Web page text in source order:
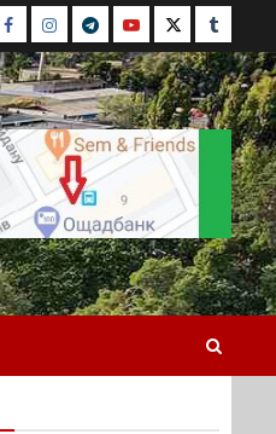
Facebook
Instagram
TelegramYoutubeTwitterTumblr